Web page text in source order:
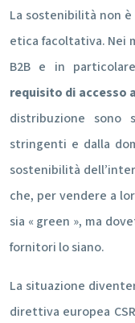
La sostenibilità non
etica facoltativa.
B2B e in
requisito di accesso
distribuzione sono
stringenti e dalla
sostenibilità
che, per vendere a
sia « green », ma
fornitori lo siano.
La situazione
direttiva europea